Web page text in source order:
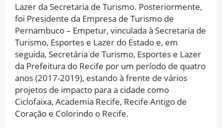
Lazer da Secretaria de Turismo. Posteriormente,
foi Presidente da Empresa de Turismo de
Pernambuco – Empetur, vinculada à Secretaria de
Turismo, Esportes e Lazer do Estado e, em
seguida, Secretária de Turismo, Esportes e Lazer
da Prefeitura do Recife por um período de quatro
anos (2017-2019), estando à frente de vários
projetos de impacto para a cidade como
Ciclofaixa, Academia Recife, Recife Antigo de
Coração e Colorindo o Recife.